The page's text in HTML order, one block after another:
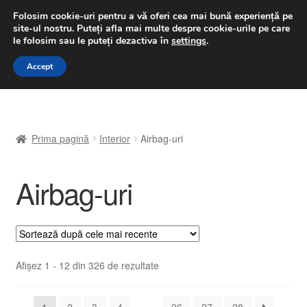
LIVRARE de la 33 lei
luni-vineri 9 a.m. - 4 p.m.031 229 6816
Sari
Sari
A lua legatura
Contul meu
Coș
Despre noi
Finalizare comandă
Prima pagină Interior Airbag-uri
Airbag-uri
Afișez 1 - 12 din 326 de rezultateSortat
Folosim cookie-uri pentru a vă oferi cea mai bună experiență pe
site-ul nostru. Puteți afla mai multe despre cookie-urile pe care
le folosim sau le puteți dezactiva în settings.
Accept